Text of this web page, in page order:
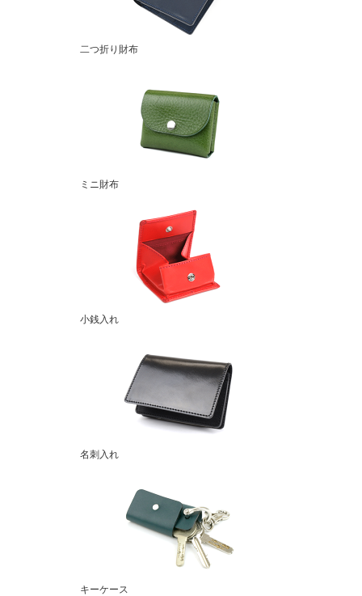
二つ折り財布
ミニ財布
小銭入れ
名刺入れ
キーケース